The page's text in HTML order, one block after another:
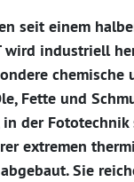
seit einem
wird industriell
Fette und
in der
extremen
Sie